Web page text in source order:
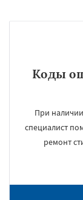
Коды
При
специалист
ремонт